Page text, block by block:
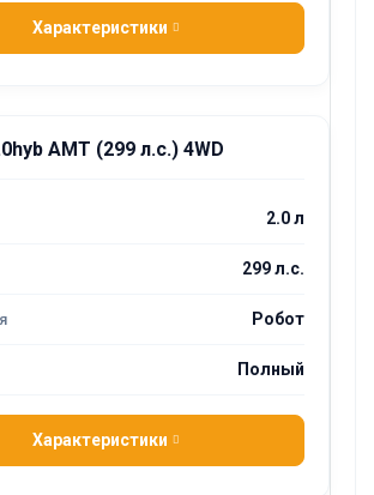
Характеристики
AMT (299 л.с.) 4WD
2.0 л
299 л.с.
Робот
Полный
Характеристики